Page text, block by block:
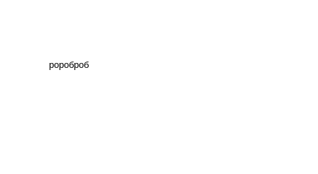
ророброб